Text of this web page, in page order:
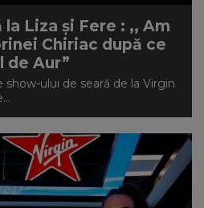
Liza și Fere : ,, Am
Chiriac după ce
de Aur”
ului de seară de la Virgin